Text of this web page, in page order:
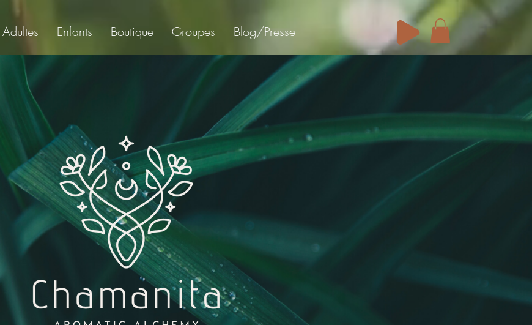
Adultes Enfants Boutique Groupes Blog/Presse